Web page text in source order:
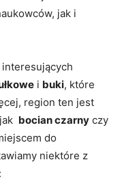
jak i
i​ buki, które
region ten jest
bocian ‌czarny czy
do
niektóre z